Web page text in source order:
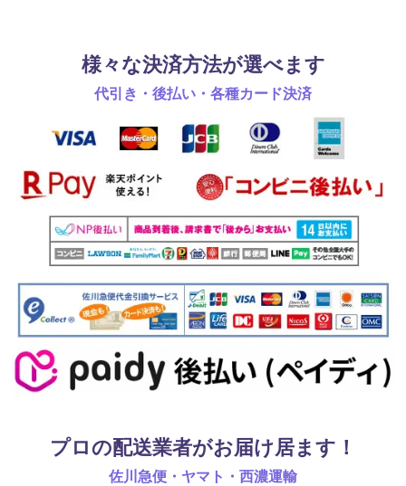
様々な決済方法が選べます
代引き・後払い・各種カード決済
プロの配送業者がお届け居ます！
佐川急便・ヤマト・西濃運輸